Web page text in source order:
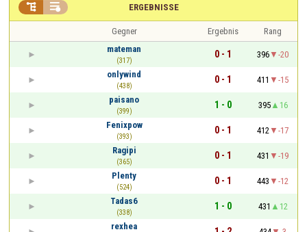
ERGEBNISSE
 
Gegner Ergebnis
Rang
mateman
(317)
0 - 1 396
-20
onlywind
(438)
0 - 1 411
-15
paisano
(399)
1 - 0 395
16
Fenixpow
(393)
0 - 1 412
-17
Ragipi
(365)
0 - 1 431
-19
Plenty
(524)
0 - 1 443
-12
Tadas6
(338)
1 - 0 431
12
rexhea